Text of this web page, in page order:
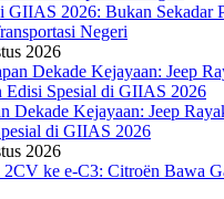
GIIAS 2026: Bukan Sekadar
Negeri
2026
Dekade Kejayaan: Jeep
di GIIAS 2026
2026